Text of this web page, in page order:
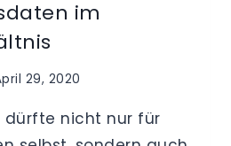
im
29, 2020
dürfte nicht nur für